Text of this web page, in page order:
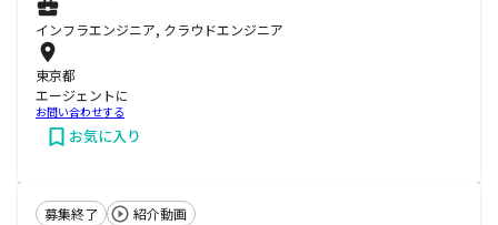
インフラエンジニア, クラウドエンジニア
東京都
エージェントに
お問い合わせする
お気に入り
募集終了
紹介動画